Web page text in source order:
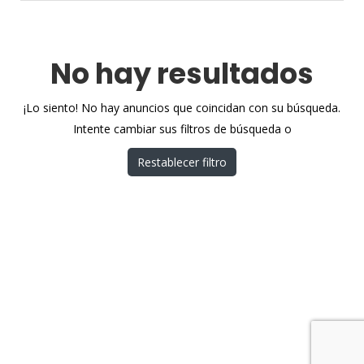
No hay resultados
¡Lo siento! No hay anuncios que coincidan con su búsqueda.
Intente cambiar sus filtros de búsqueda o
Restablecer filtro